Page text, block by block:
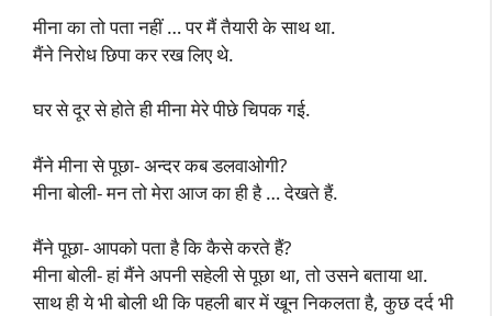
मीना का तो पता नहीं … पर मैं तैयारी के साथ था.
मैंने निरोध छिपा कर रख लिए थे.
घर से दूर से होते ही मीना मेरे पीछे चिपक गई.
मैंने मीना से पूछा- अन्दर कब डलवाओगी?
मीना बोली- मन तो मेरा आज का ही है … देखते हैं.
मैंने पूछा- आपको पता है कि कैसे करते हैं?
मीना बोली- हां मैंने अपनी सहेली से पूछा था, तो उसने बताया था.
साथ ही ये भी बोली थी कि पहली बार में खून निकलता है, कुछ दर्द भी